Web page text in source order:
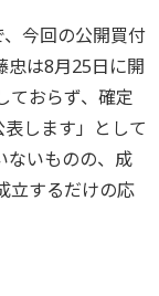
今回の公開買付
忠は8月25日に開
ておらず、確定
します」として
ないものの、成
立するだけの応